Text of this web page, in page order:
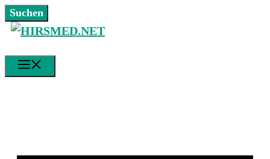
Zum
Inhalt
Suchen
Suchen